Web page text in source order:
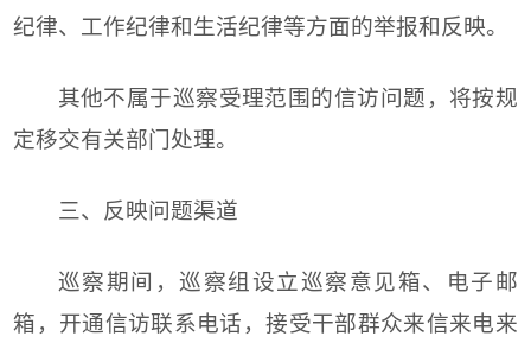
纪律、工作纪律和生活纪律等方面的举报和反映。
其他不属于巡察受理范围的信访问题，将按规
定移交有关部门处理。
三、反映问题渠道
巡察期间，巡察组设立巡察意见箱、电子邮
箱，开通信访联系电话，接受干部群众来信来电来